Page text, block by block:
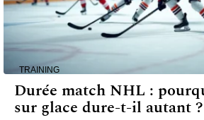
TRAINING
Durée match NHL :
sur glace dure-t-il autant ?